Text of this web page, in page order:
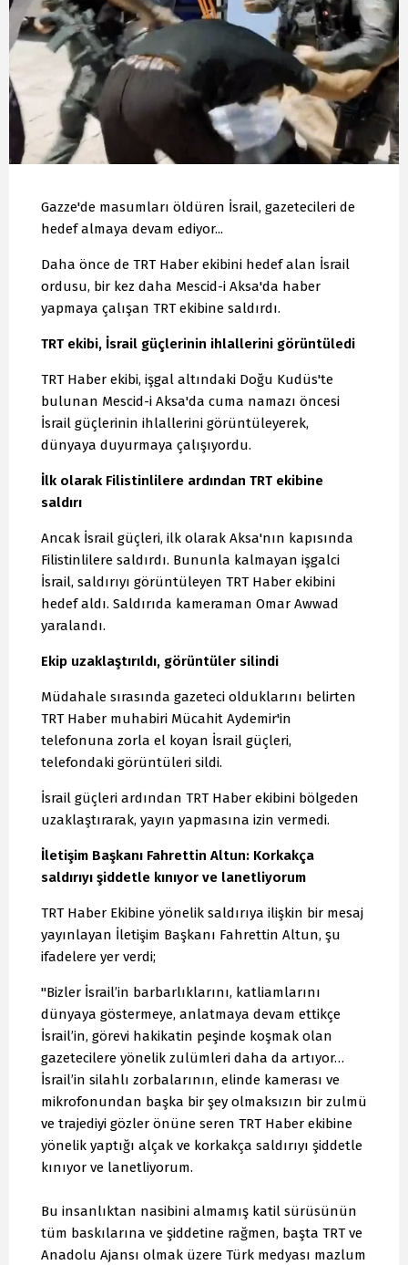
Gazze'de masumları öldüren İsrail, gazetecileri de
hedef almaya devam ediyor...
Daha önce de TRT Haber ekibini hedef alan İsrail
ordusu, bir kez daha Mescid-i Aksa'da haber
yapmaya çalışan TRT ekibine saldırdı.
TRT ekibi, İsrail güçlerinin ihlallerini görüntüledi
TRT Haber ekibi, işgal altındaki Doğu Kudüs'te
bulunan Mescid-i Aksa'da cuma namazı öncesi
İsrail güçlerinin ihlallerini görüntüleyerek,
dünyaya duyurmaya çalışıyordu.
İlk olarak Filistinlilere ardından TRT ekibine
saldırı
Ancak İsrail güçleri, ilk olarak Aksa'nın kapısında
Filistinlilere saldırdı. Bununla kalmayan işgalci
İsrail, saldırıyı görüntüleyen TRT Haber ekibini
hedef aldı. Saldırıda kameraman Omar Awwad
yaralandı.
Ekip uzaklaştırıldı, görüntüler silindi
Müdahale sırasında gazeteci olduklarını belirten
TRT Haber muhabiri Mücahit Aydemir'in
telefonuna zorla el koyan İsrail güçleri,
telefondaki görüntüleri sildi.
İsrail güçleri ardından TRT Haber ekibini bölgeden
uzaklaştırarak, yayın yapmasına izin vermedi.
İletişim Başkanı Fahrettin Altun: Korkakça
saldırıyı şiddetle kınıyor ve lanetliyorum
TRT Haber Ekibine yönelik saldırıya ilişkin bir mesaj
yayınlayan İletişim Başkanı Fahrettin Altun, şu
ifadelere yer verdi;
"Bizler İsrail’in barbarlıklarını, katliamlarını
dünyaya göstermeye, anlatmaya devam ettikçe
İsrail’in, görevi hakikatin peşinde koşmak olan
gazetecilere yönelik zulümleri daha da artıyor…
İsrail’in silahlı zorbalarının, elinde kamerası ve
mikrofonundan başka bir şey olmaksızın bir zulmü
ve trajediyi gözler önüne seren TRT Haber ekibine
yönelik yaptığı alçak ve korkakça saldırıyı şiddetle
kınıyor ve lanetliyorum.
Bu insanlıktan nasibini almamış katil sürüsünün
tüm baskılarına ve şiddetine rağmen, başta TRT ve
Anadolu Ajansı olmak üzere Türk medyası mazlum